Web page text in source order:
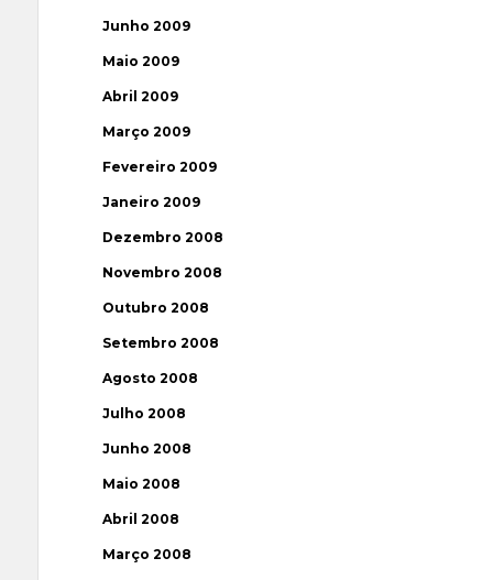
Junho 2009
Maio 2009
Abril 2009
Março 2009
Fevereiro 2009
Janeiro 2009
Dezembro 2008
Novembro 2008
Outubro 2008
Setembro 2008
Agosto 2008
Julho 2008
Junho 2008
Maio 2008
Abril 2008
Março 2008